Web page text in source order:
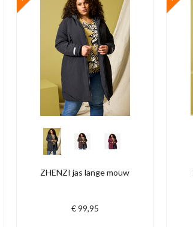
ZHENZI jas lange mouw
€ 99,95